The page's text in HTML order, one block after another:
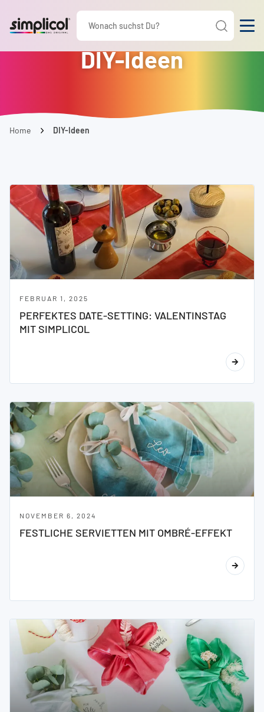
DIY-Ideen
Home DIY-Ideen
FEBRUAR 1, 2025
PERFEKTES DATE-SETTING: VALENTINSTAG
MIT SIMPLICOL
NOVEMBER 6, 2024
FESTLICHE SERVIETTEN MIT OMBRÉ-EFFEKT